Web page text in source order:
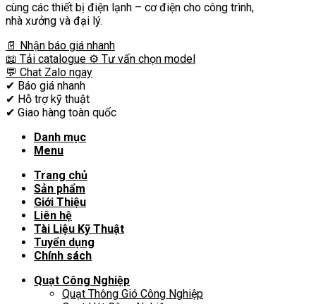
cùng các thiết bị điện lạnh – cơ điện cho công trình,
nhà xưởng và đại lý.
📄 Nhận báo giá nhanh
📖 Tải catalogue ⚙️ Tư vấn chọn model
💬 Chat Zalo ngay
✔ Báo giá nhanh
✔ Hỗ trợ kỹ thuật
✔ Giao hàng toàn quốc
Danh mục
Menu
Trang chủ
Sản phẩm
Giới Thiệu
Liên hệ
Tài Liệu Kỹ Thuật
Tuyển dụng
Chính sách
Quạt Công Nghiệp
Quạt Thông Gió Công Nghiệp